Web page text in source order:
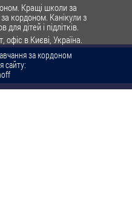
Кращі школи за
кордоном. Канікули з
дітей і підлітків.
офіс в Києві, Україна.
за кордоном
сайту: